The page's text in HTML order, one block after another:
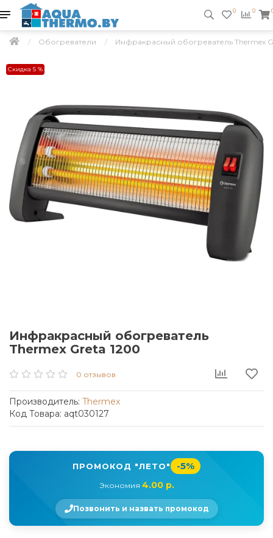
0 0
Обогреватели Инфракрасный обогреватель Thermex
Скидка 5 %
Инфракрасный обогреватель
Thermex Greta 1200
0 отзывов
Производитель: Thermex
Код Товара: aqt030127
ПРОМОКОД "ЛЕТО" -5%
Экономия 4.00 р.
Позвонить и назвать промокод